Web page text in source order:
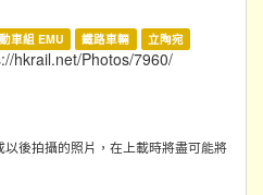
車組 EMU 鐵路車輛 立陶宛
hkrail.net/Photos/7960/
後拍攝的照片，在上載時將盡可能將